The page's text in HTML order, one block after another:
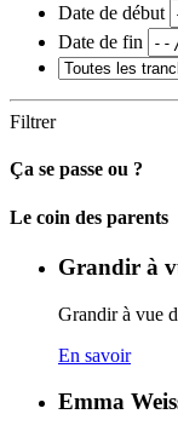
Date de début
Date de fin
Filtrer
Ça se passe ou ?
Carto
Le coin des parents
Grandir à
Grandir à vue
En savoir
Emma